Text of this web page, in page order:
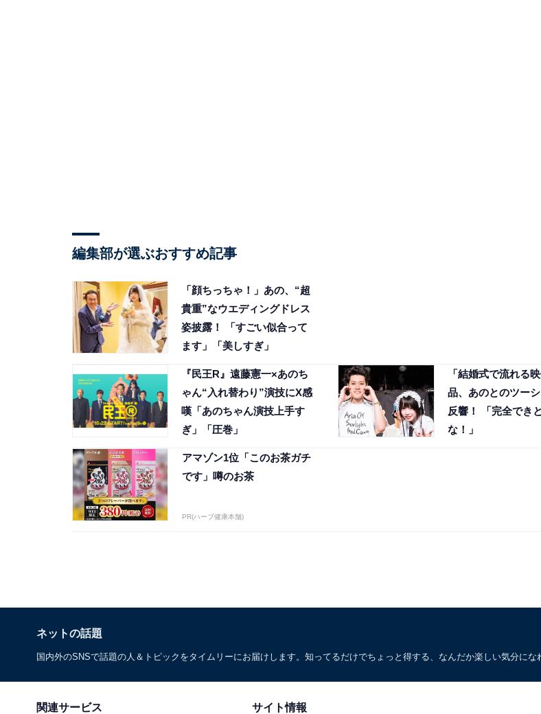
編集部が選ぶおすすめ記事
「顔ちっちゃ！」あの、“超
貴重”なウエディングドレス
姿披露！ 「すごい似合って
ます」「美しすぎ」
『民王R』遠藤憲一×あのち
ゃん“入れ替わり”演技にX感
嘆「あのちゃん演技上手す
ぎ」「圧巻」
「結婚式で流れる
品、あのとのツー
反響！ 「完全でき
な！」
アマゾン1位「このお茶ガチ
です」噂のお茶
PR(ハーブ健康本舗)
ネットの話題
国内外のSNSで話題の人＆トピックをタイムリーにお届けします。知ってるだけでちょっと得する、なんだか楽しい気分に
関連サービス サイト情報